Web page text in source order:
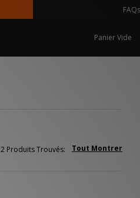
FAQs
Panier Vide
Tout Montrer
2 Produits Trouvés: